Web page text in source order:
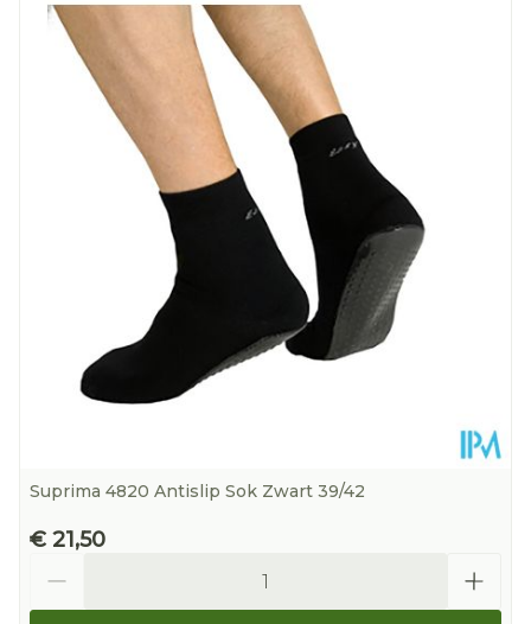
Lengte 260 mm
Diepte 5 mm
Kamertemperatuur (15°C -
25°C)
Suprima 4820 Antislip Sok Zwart 39/42
€ 21,50